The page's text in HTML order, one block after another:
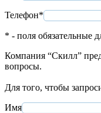
Телефон*
* - поля обязательные
Компания “Скилл”
вопросы.
Для того, чтобы
Имя